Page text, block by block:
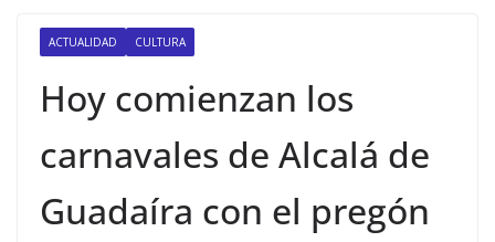
ACTUALIDAD CULTURA
Hoy comienzan los
carnavales de Alcalá de
Guadaíra con el pregón